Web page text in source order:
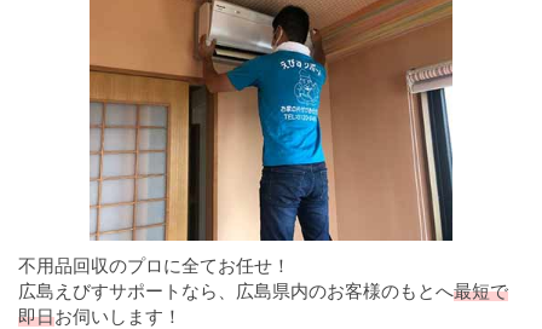
不用品回収のプロに全てお任せ！
広島えびすサポートなら、広島県内のお客様のもとへ最短で
即日お伺いします！